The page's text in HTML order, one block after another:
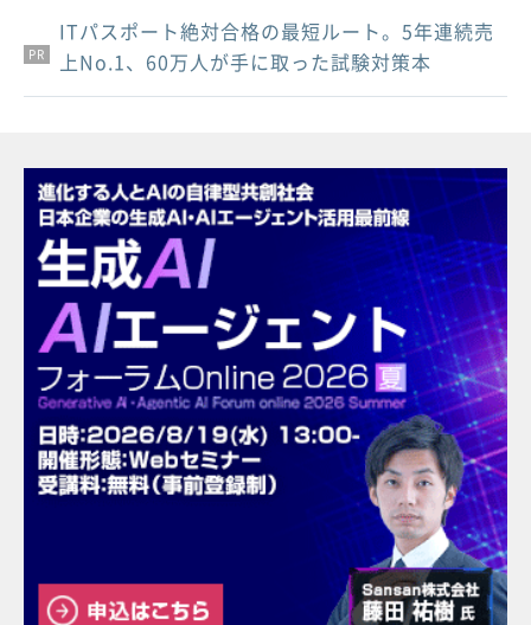
PR
PR
PR
ITパスポート絶対合格の最短ルート。5年連続売
上No.1、60万人が手に取った試験対策本